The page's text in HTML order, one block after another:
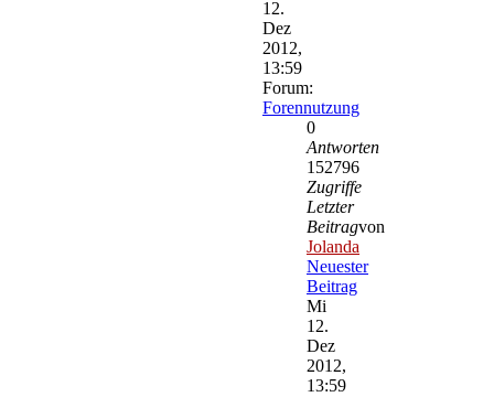
12.
Dez
2012,
13:59
Forum:
Forennutzung
0
Antworten
152796
Zugriffe
Letzter
Beitragvon
Jolanda
Neuester
Beitrag
Mi
12.
Dez
2012,
13:59